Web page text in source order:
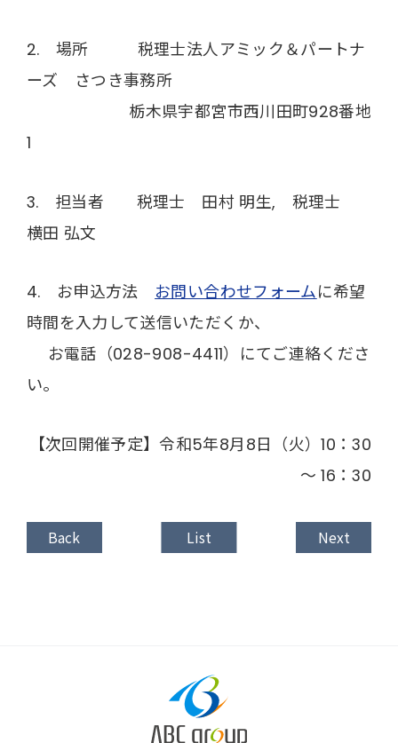
2. 場所 税理士法人アミック＆パートナ
ーズ さつき事務所
栃木県宇都宮市西川田町928番地
1
3. 担当者 税理士 田村 明生, 税理士
横田 弘文
4. お申込方法 お問い合わせフォームに希望
時間を入力して送信いただくか、
お電話（028-908-4411）にてご連絡くださ
い。
【次回開催予定】令和5年8月8日（火）10：30
～ 16：30
Back List Next